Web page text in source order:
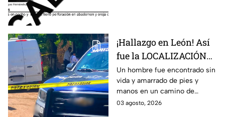
¡Hallazgo en León! Así
fue la LOCALIZACIÓN
de un hombre s1n v1da,
en la Nuevo León, HOY
lunes: revelan cómo iba
vestido
Un hombre fue encontrado sin
vida y amarrado de pies y
manos en un camino de
terracería de la colonia Nuevo
03 agosto, 2026